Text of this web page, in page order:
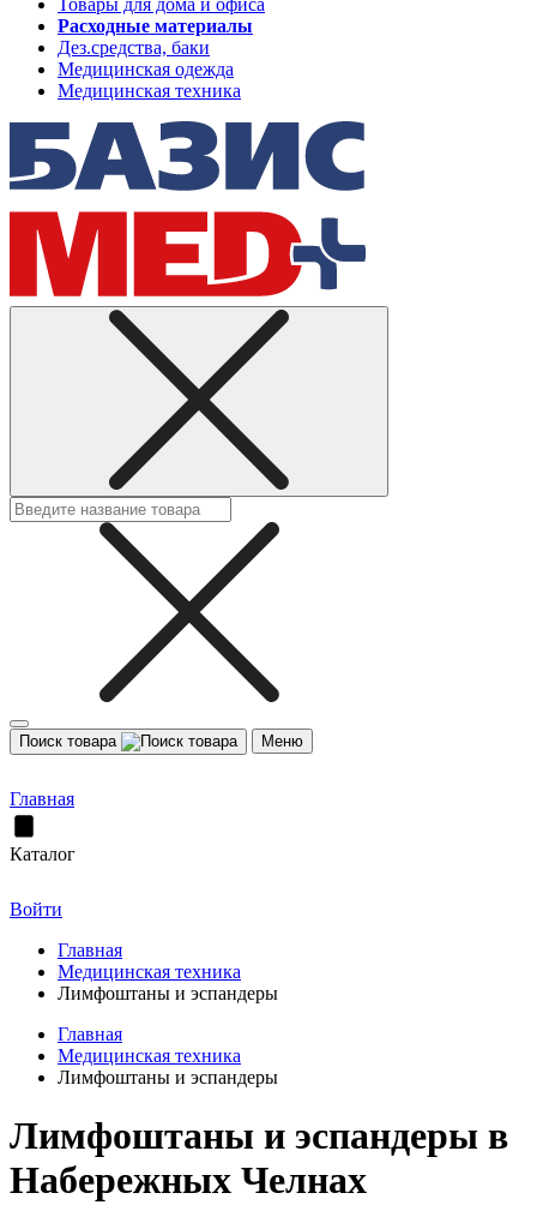
Товары для дома и офиса
Расходные материалы
Дез.средства, баки
Медицинская одежда
Медицинская техника
Поиск товара Меню
Главная
Каталог
Войти
Главная
Медицинская техника
Лимфоштаны и эспандеры
Главная
Медицинская техника
Лимфоштаны и эспандеры
Лимфоштаны и эспандеры в
Набережных Челнах